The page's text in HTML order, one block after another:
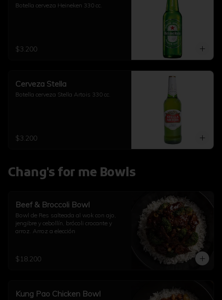
Botella cerveza Heineken 330 cc.
$3.200
Cerveza Stella
Botella cerveza Stella Artois 330 cc.
$3.200
Chang's for me Bowls
Beef & Broccoli Bowl
Bowl de Res salteada al wok con ajo,
jengibre y cebollín, brócoli crocante y
arroz. Arroz a elección
$18.200
Kung Pao Chicken Bowl